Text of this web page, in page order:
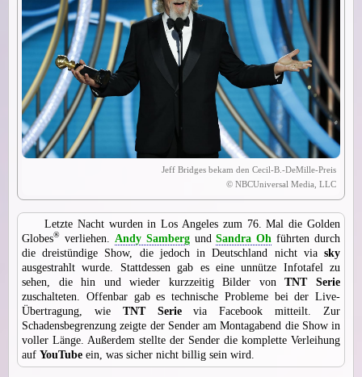
Jeff Bridges bekam den Cecil-B.-DeMille-Preis
© NBCUniversal Media, LLC
Letzte Nacht wurden in Los Angeles zum 76. Mal die Golden
Globes® verliehen. Andy SambergundSandra Oh führten durch
die dreistündige Show, die jedoch in Deutschland nicht via sky
ausgestrahlt wurde. Stattdessen gab es eine unnütze Infotafel zu
sehen, die hin und wieder kurzzeitig Bilder vonTNT Serie
zuschalteten. Offenbar gab es technische Probleme bei der Live-
Übertragung, wie TNT Serievia Facebook mitteilt. Zur
Schadensbegrenzung zeigte der Sender am Montagabend die Show in
voller Länge. Außerdem stellte der Sender die komplette Verleihung
auf YouTube ein, was sicher nicht billig sein wird.